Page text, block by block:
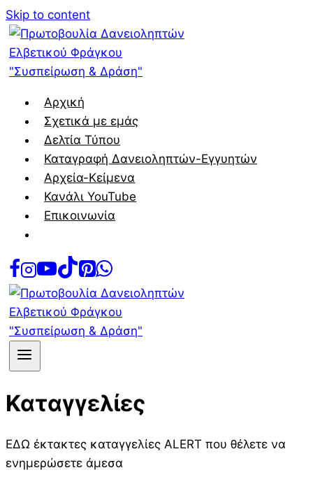
Skip to content
Αρχική
Σχετικά με εμάς
Δελτία Τύπου
Καταγραφή Δανειοληπτών-Εγγυητών
Αρχεία-Κείμενα
Κανάλι YouTube
Επικοινωνία
Καταγγελίες
ΕΔΩ έκτακτες καταγγελίες ALERT που θέλετε να
ενημερώσετε άμεσα